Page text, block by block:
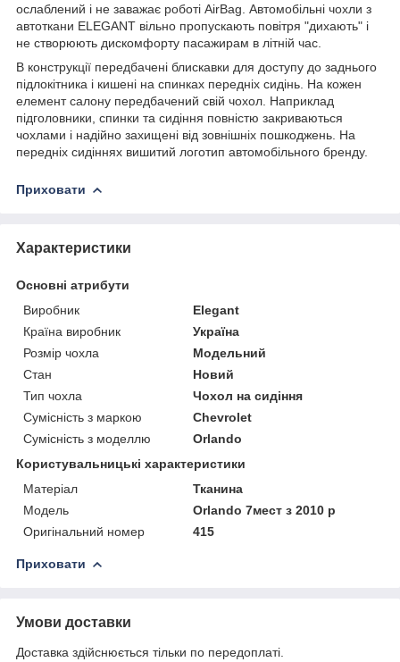
ослаблений і не заважає роботі AirBag. Автомобільні чохли з
автоткани ELEGANT вільно пропускають повітря "дихають" і
не створюють дискомфорту пасажирам в літній час.
В конструкції передбачені блискавки для доступу до заднього
підлокітника і кишені на спинках передніх сидінь. На кожен
елемент салону передбачений свій чохол. Наприклад
підголовники, спинки та сидіння повністю закриваються
чохлами і надійно захищені від зовнішніх пошкоджень. На
передніх сидіннях вишитий логотип автомобільного бренду.
Приховати
Характеристики
Основні атрибути
Виробник
Elegant
Країна виробник
Україна
Розмір чохла
Модельний
Стан
Новий
Тип чохла
Чохол на сидіння
Сумісність з маркою
Chevrolet
Сумісність з моделлю
Orlando
Користувальницькі характеристики
Матеріал
Тканина
Модель
Orlando 7мест з 2010 р
Оригінальний номер
415
Приховати
Умови доставки
Доставка здійснюється тільки по передоплаті.